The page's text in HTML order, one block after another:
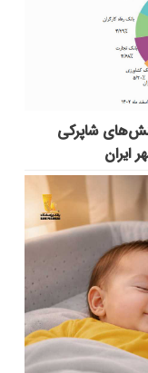
شاپرکی
ایران